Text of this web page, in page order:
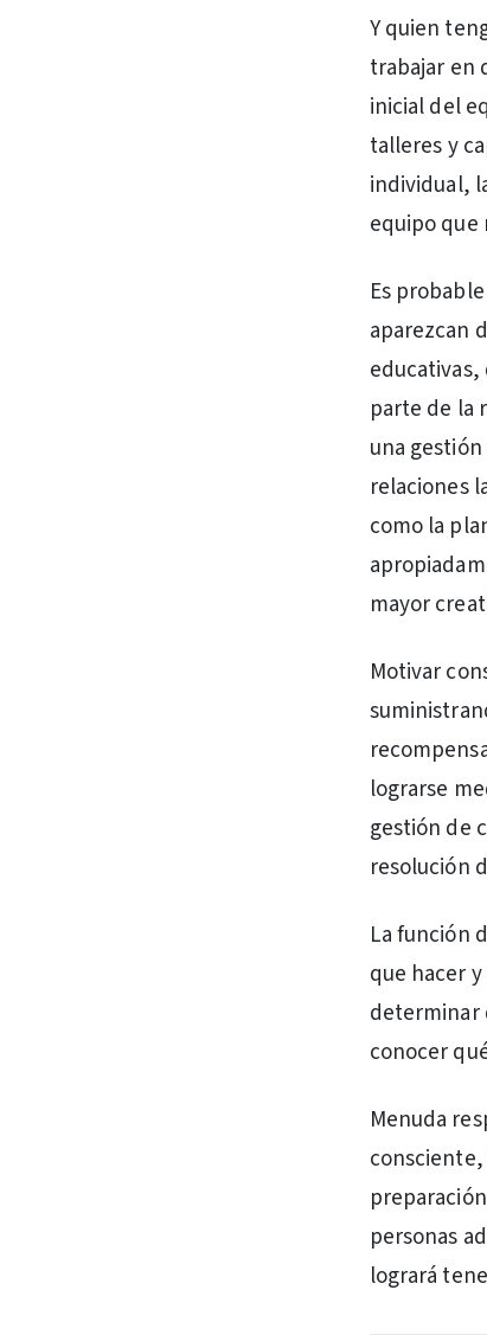
Y quien
trabajar en
inicial del
talleres y
individual,
equipo que
Es
aparezcan
parte de la
una
relaciones
como la
mayor
Motivar
lograrse
gestión de
resolución
La función
que hacer
determinar
conocer
Menuda
personas
logrará